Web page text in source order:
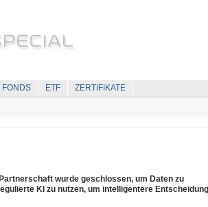
FONDS ETF ZERTIFIKATE
wurde geschlossen, um Daten zu
KI zu nutzen, um intelligentere